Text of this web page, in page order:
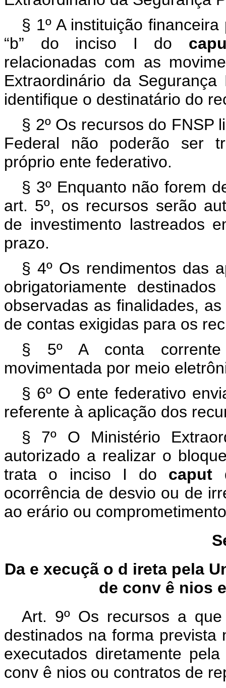
§ 1º A instituição
“b” do inciso I do
relacionadas com as
Extraordinário da
identifique o destinatário do
§ 2º Os recursos do FNSP
Federal não poderão ser
próprio ente federativo.
§ 3º Enquanto não forem
art. 5º, os recursos serão
de investimento lastreados
prazo.
§ 4º Os rendimentos das
obrigatoriamente destinados
observadas as finalidades,
de contas exigidas para os
§ 5º A conta corrente
movimentada por meio
§ 6º O ente federativo
referente à aplicação dos
§ 7º O Ministério
autorizado a realizar o
trata o inciso I do caput
ocorrência de desvio ou de
ao erário ou
Da e xecuçã o d ireta pela
de conv ê nios
Art. 9º Os recursos a
destinados na forma
executados diretamente
conv ê nios ou contratos de